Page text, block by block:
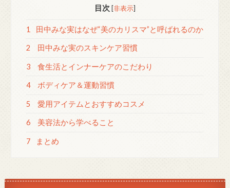
目次 [非表示]
1 田中みな実はなぜ“美のカリスマ”と呼ばれるのか
2 田中みな実のスキンケア習慣
3 食生活とインナーケアのこだわり
4 ボディケア＆運動習慣
5 愛用アイテムとおすすめコスメ
6 美容法から学べること
7 まとめ